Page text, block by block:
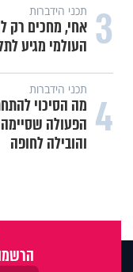
3 תכני הידברות
אחי, מחכים רק
העולמי מגיע
4 תכני הידברות
הפעולה
והובילה לחופה